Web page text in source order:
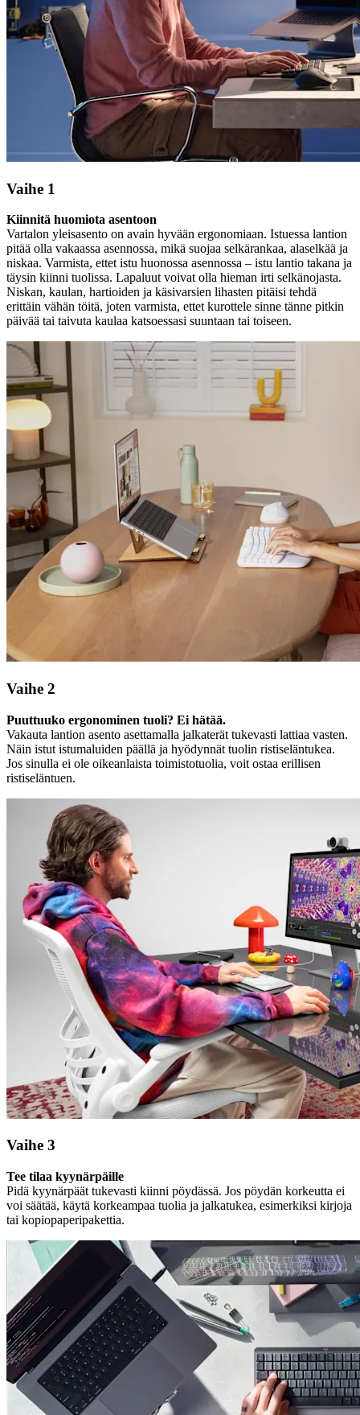
Vaihe 1
Kiinnitä huomiota asentoon
Vartalon yleisasento on avain hyvään ergonomiaan. Istuessa lantion
pitää olla vakaassa asennossa, mikä suojaa selkärankaa, alaselkää ja
niskaa. Varmista, ettet istu huonossa asennossa – istu lantio takana ja
täysin kiinni tuolissa. Lapaluut voivat olla hieman irti selkänojasta.
Niskan, kaulan, hartioiden ja käsivarsien lihasten pitäisi tehdä
erittäin vähän töitä, joten varmista, ettet kurottele sinne tänne pitkin
päivää tai taivuta kaulaa katsoessasi suuntaan tai toiseen.
Vaihe 2
Puuttuuko ergonominen tuoli? Ei hätää.
Vakauta lantion asento asettamalla jalkaterät tukevasti lattiaa vasten.
Näin istut istumaluiden päällä ja hyödynnät tuolin ristiseläntukea.
Jos sinulla ei ole oikeanlaista toimistotuolia, voit ostaa erillisen
ristiseläntuen.
Vaihe 3
Tee tilaa kyynärpäille
Pidä kyynärpäät tukevasti kiinni pöydässä. Jos pöydän korkeutta ei
voi säätää, käytä korkeampaa tuolia ja jalkatukea, esimerkiksi kirjoja
tai kopiopaperipakettia.